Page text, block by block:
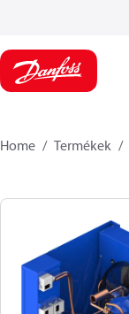
Home Termékek